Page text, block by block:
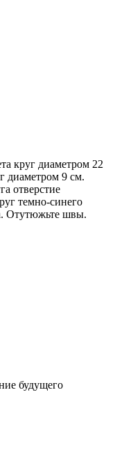
круг диаметром 22
диаметром 9 см.
отверстие
темно-синего
Отутюжьте швы.
будущего